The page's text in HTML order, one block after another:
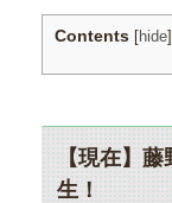
Contents [hide]
【現在】
生！